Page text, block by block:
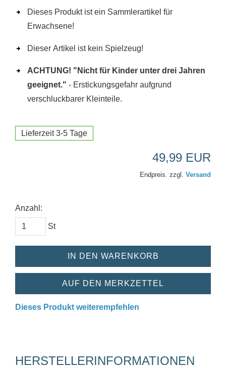
Dieses Produkt ist ein Sammlerartikel für
Erwachsene!
Dieser Artikel ist kein Spielzeug!
ACHTUNG! "Nicht für Kinder unter drei Jahren
geeignet." - Erstickungsgefahr aufgrund
verschluckbarer Kleinteile.
Lieferzeit 3-5 Tage
49,99 EUR
Endpreis. zzgl. Versand
Anzahl:
St
IN DEN WARENKORB
AUF DEN MERKZETTEL
Dieses Produkt weiterempfehlen
HERSTELLERINFORMATIONEN